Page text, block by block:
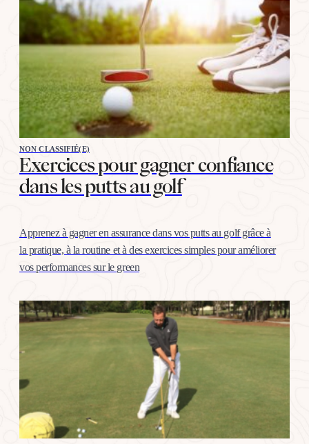
NON CLASSIFIÉ(E)
Exercices pour gagner confiance
dans les putts au golf
Apprenez à gagner en assurance dans vos putts au golf grâce à
la pratique, à la routine et à des exercices simples pour améliorer
vos performances sur le green